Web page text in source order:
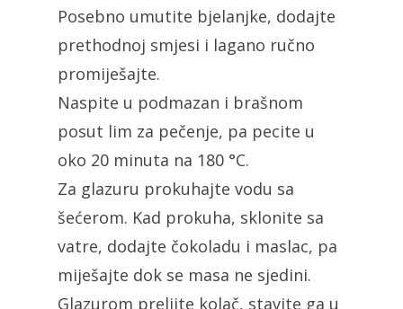
Posebno umutite bjelanjke, dodajte
prethodnoj smjesi i lagano ručno
promiješajte.
Naspite u podmazan i brašnom
posut lim za pečenje, pa pecite u
oko 20 minuta na 180 °C.
Za glazuru prokuhajte vodu sa
šećerom. Kad prokuha, sklonite sa
vatre, dodajte čokoladu i maslac, pa
miješajte dok se masa ne sjedini.
Glazurom prelijte kolač, stavite ga u